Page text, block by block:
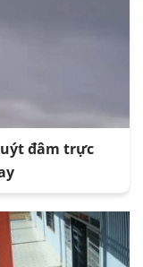
đâm trực